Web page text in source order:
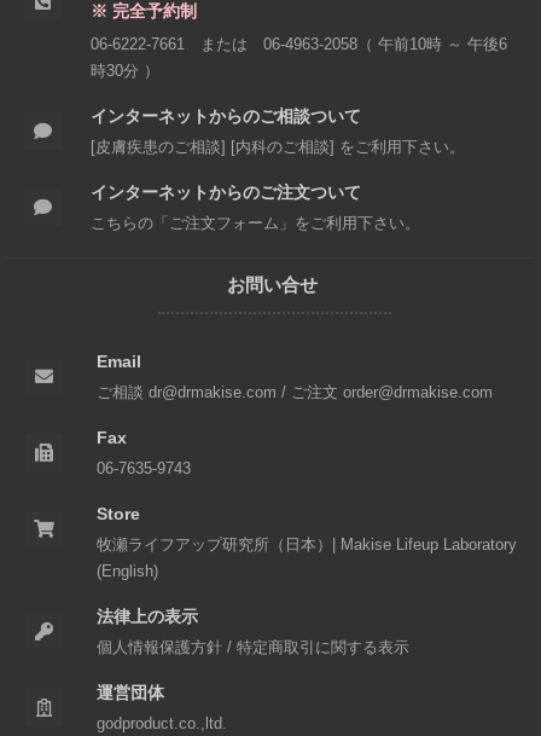
※ 完全予約制
06-6222-7661 または 06-4963-2058 （ 午前10時 ～ 午後6
時30分 ）
インターネットからのご相談ついて
[皮膚疾患のご相談] [内科のご相談] をご利用下さい。
インターネットからのご注文ついて
こちらの「 ご注文フォーム 」をご利用下さい。
お問い合せ
Email
ご相談 dr@drmakise.com / ご注文 order@drmakise.com
Fax
06-7635-9743
Store
牧瀬ライフアップ研究所（日本）
Makise Lifeup Laboratory
(English)
法律上の表示
個人情報保護方針/ 特定商取引に関する表示
運営団体
godproduct.co.,ltd.